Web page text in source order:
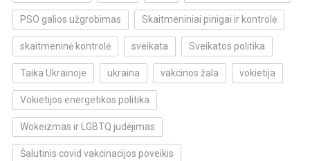
PSO galios užgrobimas Skaitmeniniai pinigai ir kontrolė
skaitmeninė kontrolė sveikata Sveikatos politika
Taika Ukrainoje ukraina vakcinos žala vokietija
Vokietijos energetikos politika
Wokeizmas ir LGBTQ judėjimas
Šalutinis covid vakcinacijos poveikis